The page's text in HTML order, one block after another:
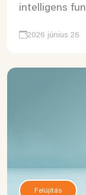
intelligens
2026 június 26
Felújítás